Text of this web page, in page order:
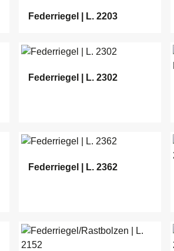
Federriegel | L. 2203
Federriegel | L. 2302
Federriegel | L. 2362